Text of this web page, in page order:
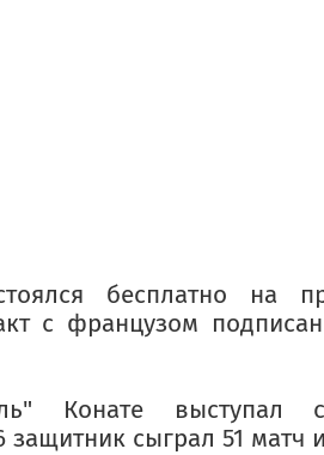
бесплатно на
с французом
Конате
защитник сыграл 51 матч